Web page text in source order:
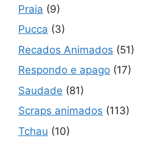
Praia (9)
Pucca (3)
Recados Animados (51)
Respondo e apago (17)
Saudade (81)
Scraps animados (113)
Tchau (10)